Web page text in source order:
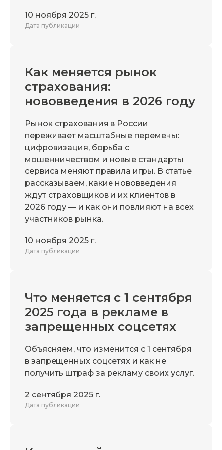
10 ноября 2025 г.
Дата публикации
Как меняется рынок
страхования:
нововведения в 2026 году
Рынок страхования в России
переживает масштабные перемены:
цифровизация, борьба с
мошенничеством и новые стандарты
сервиса меняют правила игры. В статье
рассказываем, какие нововведения
ждут страховщиков и их клиентов в
2026 году — и как они повлияют на всех
участников рынка.
10 ноября 2025 г.
Дата публикации
Что меняется с 1 сентября
2025 года в рекламе в
запрещенных соцсетях
Объясняем, что изменится с 1 сентября
в запрещенных соцсетях и как не
получить штраф за рекламу своих услуг.
2 сентября 2025 г.
Дата публикации